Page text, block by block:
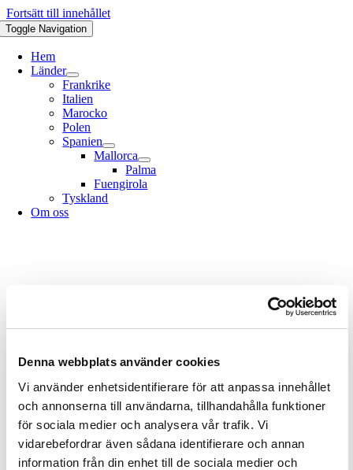
Denna webbplats använder cookies
Vi använder enhetsidentifierare för att anpassa innehållet
och annonserna till användarna, tillhandahålla funktioner
för sociala medier och analysera vår trafik. Vi
vidarebefordrar även sådana identifierare och annan
information från din enhet till de sociala medier och
Fortsätt till innehållet
Toggle Navigation
Hem
Länder
Frankrike
Italien
Marocko
Polen
Spanien
Mallorca
Palma
Fuengirola
Tyskland
Om oss
Föregående
Portixol-bar